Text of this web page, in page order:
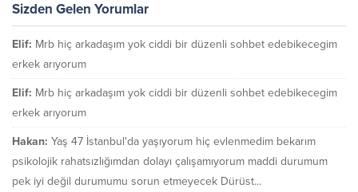
Sizden Gelen Yorumlar
Elif: Mrb hiç arkadaşım yok ciddi bir düzenli sohbet edebikecegim
erkek arıyorum
Elif: Mrb hiç arkadaşım yok ciddi bir düzenli sohbet edebikecegim
erkek arıyorum
Hakan: Yaş 47 İstanbul'da yaşıyorum hiç evlenmedim bekarım
psikolojik rahatsızlığımdan dolayı çalışamıyorum maddi durumum
pek iyi değil durumumu sorun etmeyecek Dürüst...